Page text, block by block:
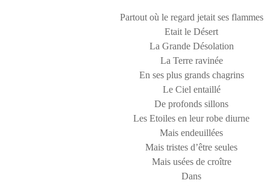
Partout où le regard jetait ses flammes
Etait le Désert
La Grande Désolation
La Terre ravinée
En ses plus grands chagrins
Le Ciel entaillé
De profonds sillons
Les Etoiles en leur robe diurne
Mais endeuillées
Mais tristes d’être seules
Mais usées de croître
Dans